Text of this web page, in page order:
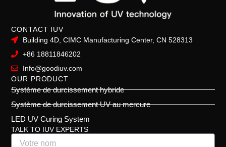
CONTACT IUV
Building 4D, CIMC Manufacturing Center, CN 528313
+86 18811846202
Info@goodiuv.com
OUR PRODUCT
Système de durcissement hybride
Système de durcissement UV au mercure
LED UV Curing System
TALK TO IUV EXPERTS